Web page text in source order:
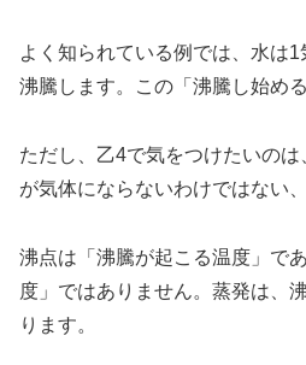
よく知られている例では、水は
沸騰します。この「沸騰し始め
ただし、乙4で気をつけたいの
が気体にならないわけではない
沸点は「沸騰が起こる温度」で
度」ではありません。蒸発は、
ります。